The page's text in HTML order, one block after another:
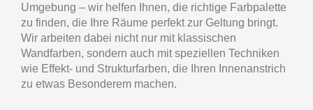
Umgebung – wir helfen Ihnen, die richtige Farbpalette
zu finden, die Ihre Räume perfekt zur Geltung bringt.
Wir arbeiten dabei nicht nur mit klassischen
Wandfarben, sondern auch mit speziellen Techniken
wie Effekt- und Strukturfarben, die Ihren Innenanstrich
zu etwas Besonderem machen.